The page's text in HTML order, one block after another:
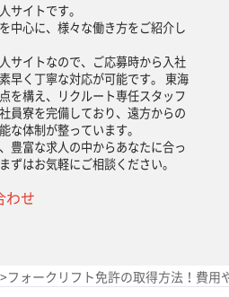
サイトです。
中心に、様々な働き方をご紹介し
サイトなので、ご応募時から入社
早く丁寧な対応が可能です。 東海
を構え、リクルート専任スタッフ
員寮を完備しており、遠方からの
な体制が整っています。
豊富な求人の中からあなたに合っ
ずはお気軽にご相談ください。
わせ
>フォークリフト免許の取得方法！費